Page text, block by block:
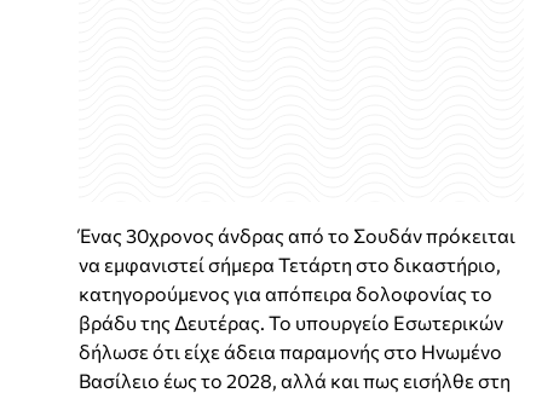
Ένας 30χρονος άνδρας από το Σουδάν πρόκειται
να εμφανιστεί σήμερα Τετάρτη στο δικαστήριο,
κατηγορούμενος για απόπειρα δολοφονίας το
βράδυ της Δευτέρας. Το υπουργείο Εσωτερικών
δήλωσε ότι είχε άδεια παραμονής στο Ηνωμένο
Βασίλειο έως το 2028, αλλά και πως εισήλθε στη